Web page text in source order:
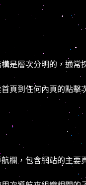
是層次分明的，通
頁到任何內頁的點擊
欄，包含網站的主